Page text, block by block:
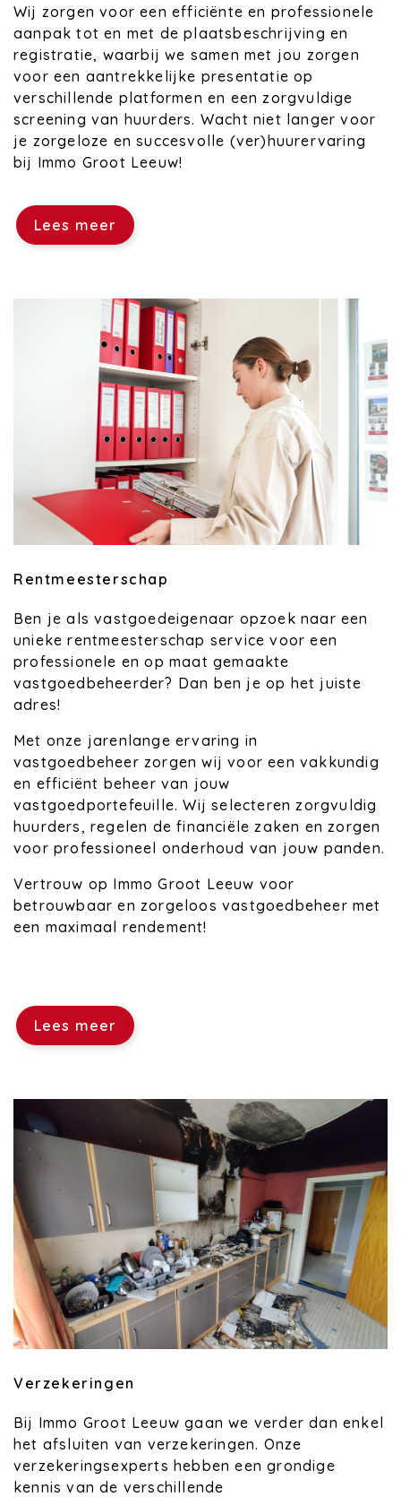
Wij zorgen voor een efficiënte en professionele
aanpak tot en met de plaatsbeschrijving en
registratie, waarbij we samen met jou zorgen
voor een aantrekkelijke presentatie op
verschillende platformen en een zorgvuldige
screening van huurders. Wacht niet langer voor
je zorgeloze en succesvolle (ver)huurervaring
bij Immo Groot Leeuw!
Lees meer
Rentmeesterschap
Ben je als vastgoedeigenaar opzoek naar een
unieke rentmeesterschap service voor een
professionele en op maat gemaakte
vastgoedbeheerder? Dan ben je op het juiste
adres!
Met onze jarenlange ervaring in
vastgoedbeheer zorgen wij voor een vakkundig
en efficiënt beheer van jouw
vastgoedportefeuille. Wij selecteren zorgvuldig
huurders, regelen de financiële zaken en zorgen
voor professioneel onderhoud van jouw panden.
Vertrouw op Immo Groot Leeuw voor
betrouwbaar en zorgeloos vastgoedbeheer met
een maximaal rendement!
Lees meer
Verzekeringen
Bij Immo Groot Leeuw gaan we verder dan enkel
het afsluiten van verzekeringen. Onze
verzekeringsexperts hebben een grondige
kennis van de verschillende